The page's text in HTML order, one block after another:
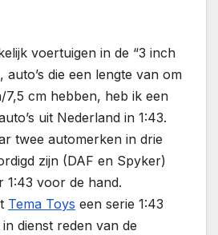
voertuigen in de “3 inch
auto’s die een lengte van om
7,5 cm hebben, heb ik een
uit Nederland in 1:43.
twee automerken in drie
zijn (DAF en Spyker)
1:43 voor de hand.
Tema Toys een serie 1:43
dienst reden van de